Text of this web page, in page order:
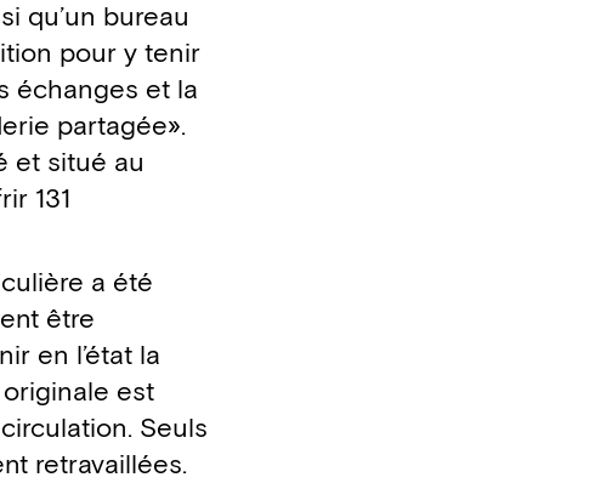
qu’un bureau
pour y tenir
échanges et la
partagée».
et situé au
131
a été
être
en l’état la
est
Seuls
retravaillées.